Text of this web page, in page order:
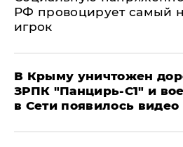
РФ провоцирует самый
игрок
В Крыму уничтожен
ЗРПК "Панцирь-С1" и
в Сети появилось видео